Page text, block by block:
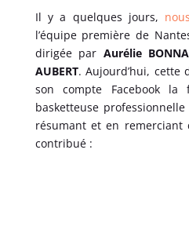
Il y a quelques jours,
l’équipe première de
dirigée par Aurélie
AUBERT. Aujourd’hui, cette
son compte Facebook
basketteuse
résumant et en
contribué :